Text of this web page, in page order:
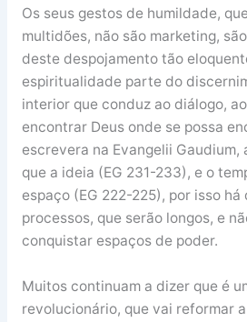
Os seus gestos de humildade,
multidões, não são marketing,
deste despojamento tão
espiritualidade parte do
interior que conduz ao diálogo,
encontrar Deus onde se possa
escrevera na Evangelii Gaudium,
que a ideia (EG 231-233), e o
espaço (EG 222-225), por isso há
processos, que serão longos, e
conquistar espaços de poder.
Muitos continuam a dizer que é
revolucionário, que vai reformar